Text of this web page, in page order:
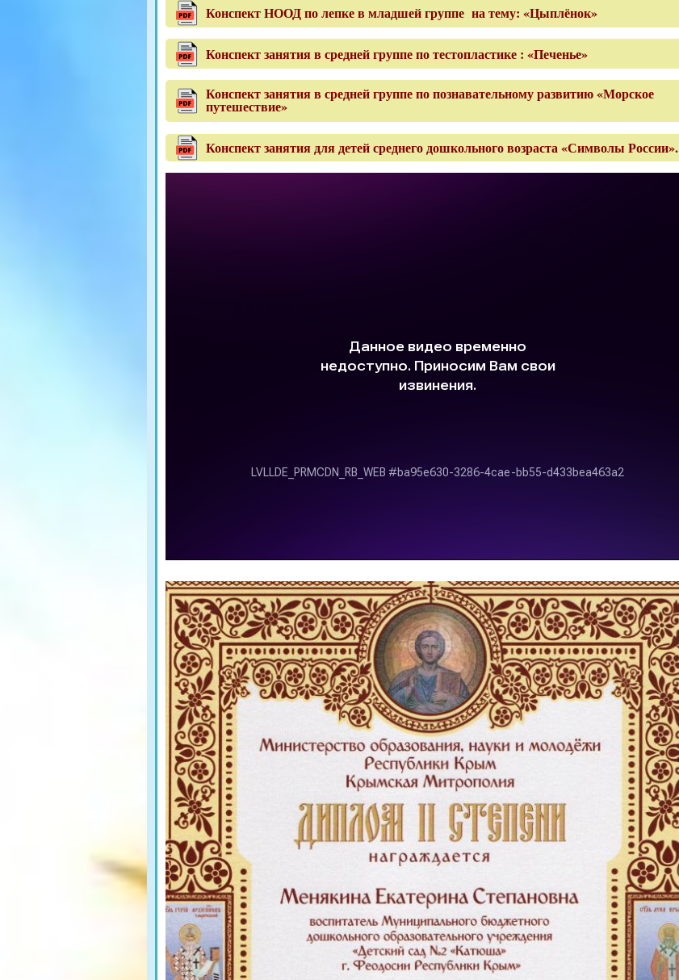
Конспект НООД по лепке в младшей группе на тему: «Цыплёнок»
Конспект занятия в средней группе по тестопластике : «Печенье»
Конспект занятия в средней группе по познавательному развитию «Морское
путешествие»
Конспект занятия для детей среднего дошкольного возраста «Символы России».